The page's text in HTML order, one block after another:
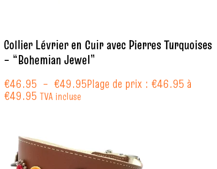
Collier Lévrier en Cuir avec Pierres Turquoises
– “Bohemian Jewel”
€46.95 – €49.95Plage de prix : €46.95 à
€49.95 TVA incluse